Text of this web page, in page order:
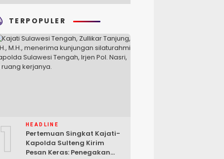
TERPOPULER
1 HEADLINE
Pertemuan Singkat Kajati-
Kapolda Sulteng Kirim
Pesan Keras: Penegakan